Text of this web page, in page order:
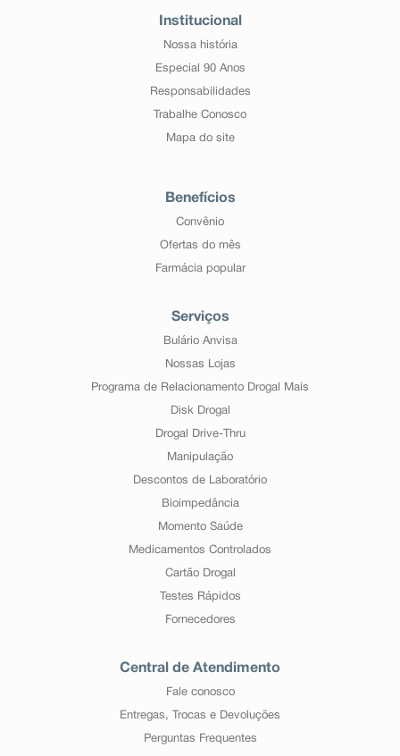
Institucional
Nossa história
Especial 90 Anos
Responsabilidades
Trabalhe Conosco
Mapa do site
Benefícios
Convênio
Ofertas do mês
Farmácia popular
Serviços
Bulário Anvisa
Nossas Lojas
Programa de Relacionamento Drogal Mais
Disk Drogal
Drogal Drive-Thru
Manipulação
Descontos de Laboratório
Bioimpedância
Momento Saúde
Medicamentos Controlados
Cartão Drogal
Testes Rápidos
Fornecedores
Central de Atendimento
Fale conosco
Entregas, Trocas e Devoluções
Perguntas Frequentes